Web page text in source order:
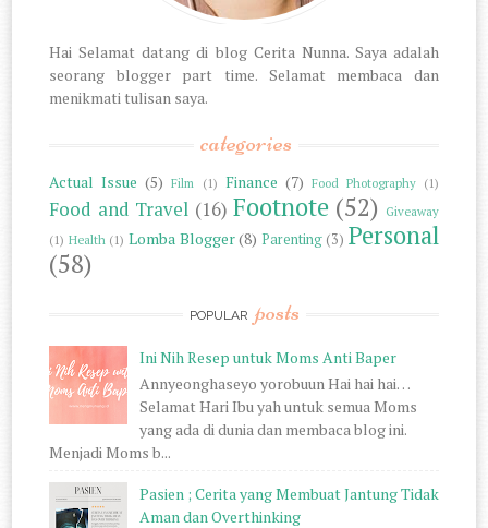
Hai Selamat datang di blog Cerita Nunna. Saya adalah
seorang blogger part time. Selamat membaca dan
menikmati tulisan saya.
categories
Actual Issue (5) Film (1) Finance (7) Food Photography (1)
Food and Travel (16) Footnote (52) Giveaway
(1) Health (1) Lomba Blogger(8) Parenting (3) Personal
(58)
POPULAR posts
Ini Nih Resep untuk Moms Anti Baper
Annyeonghaseyo yorobuun Hai hai hai…
Selamat Hari Ibu yah untuk semua Moms
yang ada di dunia dan membaca blog ini.
Menjadi Moms b...
Pasien ; Cerita yang Membuat Jantung Tidak
Aman dan Overthinking